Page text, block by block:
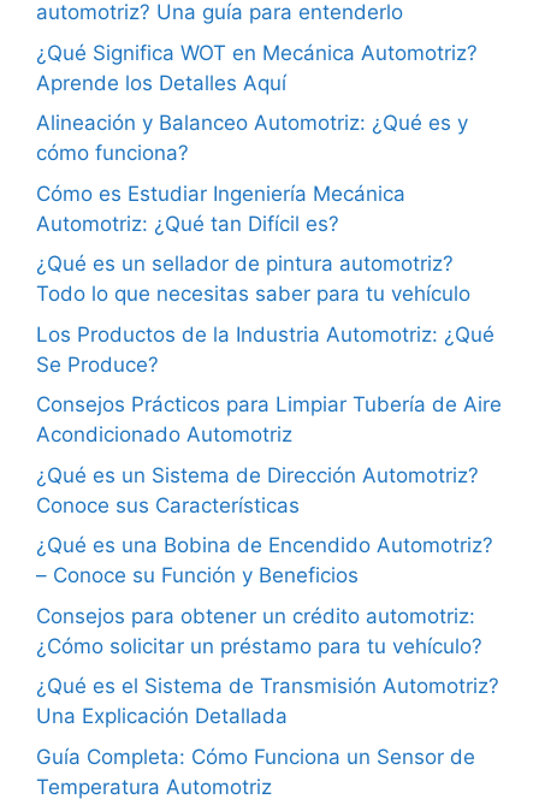
automotriz? Una guía para entenderlo
¿Qué Significa WOT en Mecánica Automotriz?
Aprende los Detalles Aquí
Alineación y Balanceo Automotriz: ¿Qué es y
cómo funciona?
Cómo es Estudiar Ingeniería Mecánica
Automotriz: ¿Qué tan Difícil es?
¿Qué es un sellador de pintura automotriz?
Todo lo que necesitas saber para tu vehículo
Los Productos de la Industria Automotriz: ¿Qué
Se Produce?
Consejos Prácticos para Limpiar Tubería de Aire
Acondicionado Automotriz
¿Qué es un Sistema de Dirección Automotriz?
Conoce sus Características
¿Qué es una Bobina de Encendido Automotriz?
– Conoce su Función y Beneficios
Consejos para obtener un crédito automotriz:
¿Cómo solicitar un préstamo para tu vehículo?
¿Qué es el Sistema de Transmisión Automotriz?
Una Explicación Detallada
Guía Completa: Cómo Funciona un Sensor de
Temperatura Automotriz